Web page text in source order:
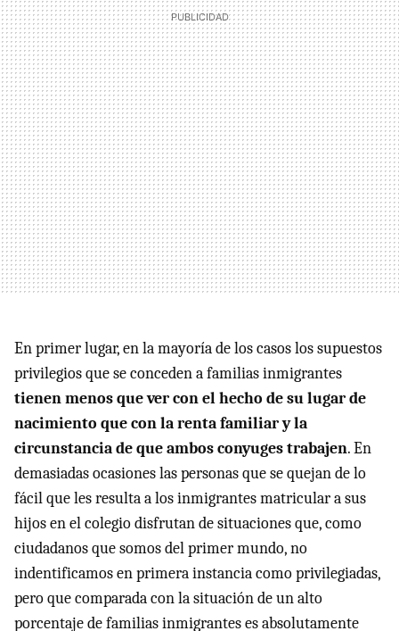
En primer lugar, en la mayoría de los casos los supuestos
privilegios que se conceden a familias inmigrantes
tienen menos que ver con el hecho de su lugar de
nacimiento que con la renta familiar y la
circunstancia de que ambos conyuges trabajen. En
demasiadas ocasiones las personas que se quejan de lo
fácil que les resulta a los inmigrantes matricular a sus
hijos en el colegio disfrutan de situaciones que, como
ciudadanos que somos del primer mundo, no
indentificamos en primera instancia como privilegiadas,
pero que comparada con la situación de un alto
porcentaje de familias inmigrantes es absolutamente